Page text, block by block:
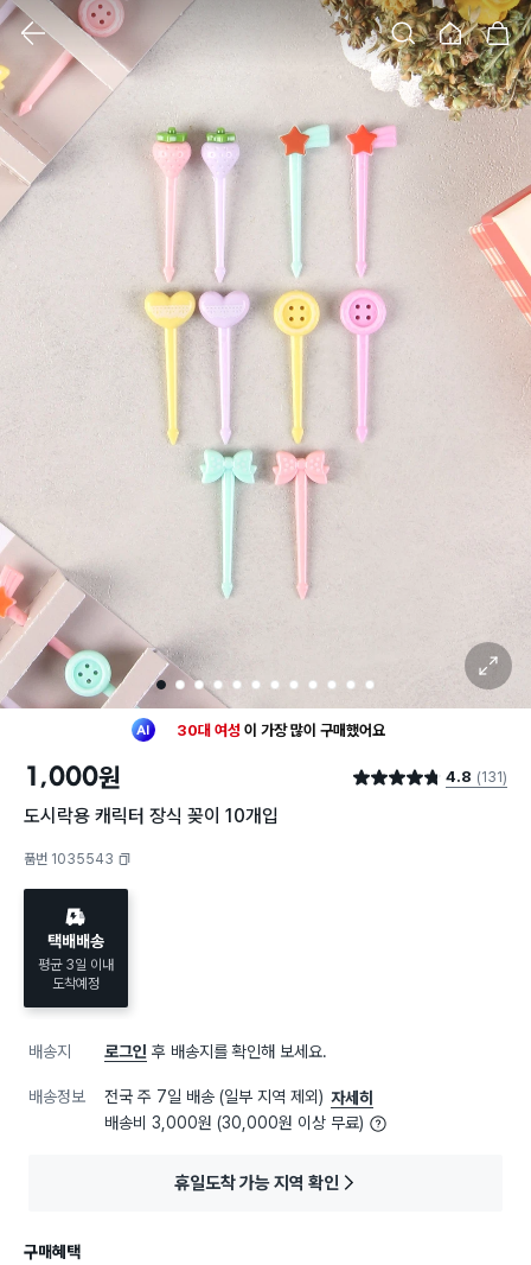
검색 홈 장바구니
클릭 시 이미지 확대 보기 팝업 열림
1 2 3 4 5 6 7 8 9 10 11 12
확대 보기
최근 한달121명이장바구니에 담았어요
장바구니에 담았어요
1,000원 별점 4.8점 4.8 (131)
도시락용 캐릭터 장식 꽂이 10개입
품번 1035543
택배배송
평균 3일 이내
도착예정
배송지 로그인 후 배송지를 확인해 보세요.
배송정보 전국 주 7일 배송 (일부 지역 제외) 자세히
배송비 3,000원 (30,000원 이상 무료)
휴일도착 가능 지역 확인
구매혜택